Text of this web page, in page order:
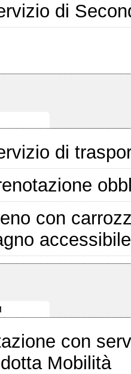
di
di
con
con
Mobilità